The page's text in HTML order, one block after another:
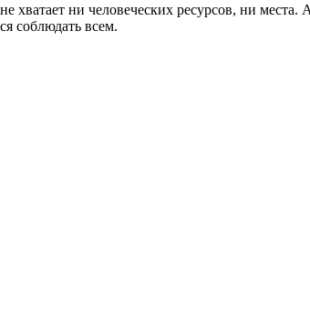
ни человеческих ресурсов, ни места.
соблюдать всем.